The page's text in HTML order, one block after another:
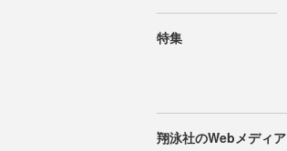
特集
翔泳社のWebメディア